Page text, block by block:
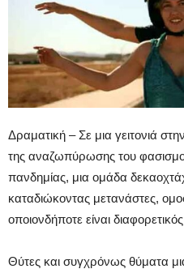
Δραματική – Σε μια γειτονιά
της αναζωπύρωσης του
πανδημίας, μια ομάδα
καταδιώκοντας μετανάστες,
οποιονδήποτε είναι
Θύτες και συγχρόνως θύματα